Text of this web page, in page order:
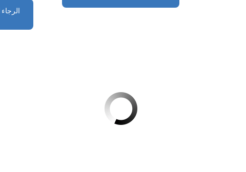
الرجاء